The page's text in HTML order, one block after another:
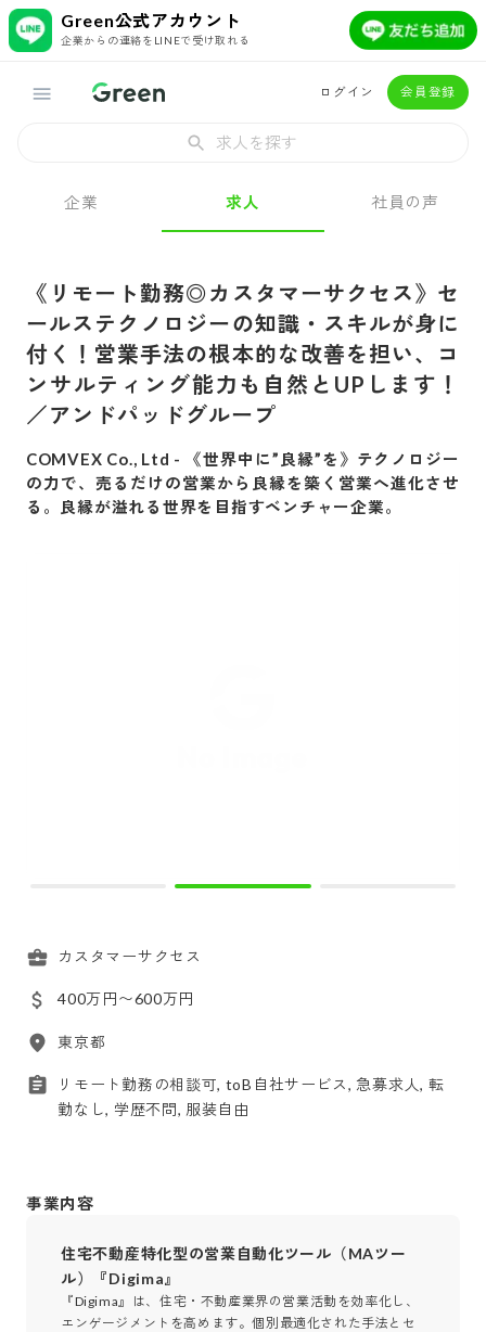
Green公式アカウント
企業からの連絡をLINEで受け取れる
ログイン 会員登録
求人を探す
企業 求人 社員の声
《リモート勤務◎カスタマーサクセス》セ
ールステクノロジーの知識・スキルが身に
付く！営業手法の根本的な改善を担い、コ
ンサルティング能力も自然とUPします！
／アンドパッドグループ
COMVEX Co., Ltd -
《世界中に”良縁”を》テクノロジー
の力で、売るだけの営業から良縁を築く営業へ進化させ
る。良縁が溢れる世界を目指すベンチャー企業。
カスタマーサクセス
400万円〜600万円
東京都
リモート勤務の相談可, toB自社サービス, 急募求人, 転
勤なし, 学歴不問, 服装自由
事業内容
住宅不動産特化型の営業自動化ツール（MAツー
ル）『Digima』
『Digima』は、住宅・不動産業界の営業活動を効率化し、
エンゲージメントを高めます。個別最適化された手法とセ